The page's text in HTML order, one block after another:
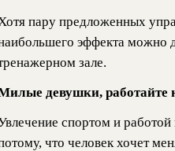
пару предложенных
эффекта можно
зале.
девушки, работайте
спортом и
что человек хочет